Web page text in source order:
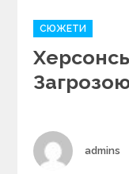
C
a
t
e
g
i
e
СЮЖЕТИ
Author
admins